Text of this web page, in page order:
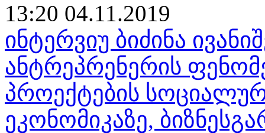
13:20 04.11.2019
ინტერვიუ ბიძინა
ანტრეპრენერის
პროექტების
ეკონომიკაზე,